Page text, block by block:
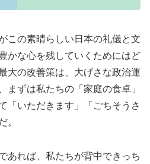
この素晴らしい日本の礼儀と文
かな心を残していくためにはど
大の改善策は、大げさな政治運
まずは私たちの「家庭の食卓」
「いただきます」「ごちそうさ
。
あれば、私たちが背中できっち